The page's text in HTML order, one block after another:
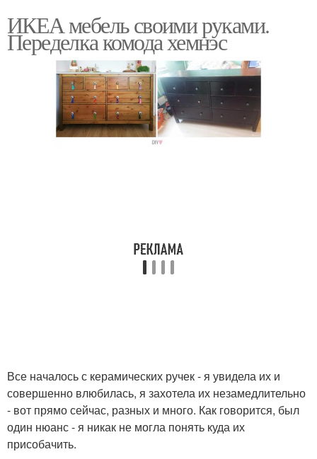
ИКЕА мебель своими руками.
Переделка комода хемнэс
Все началось с керамических ручек - я увидела их и
совершенно влюбилась, я захотела их незамедлительно
- вот прямо сейчас, разных и много. Как говорится, был
один нюанс - я никак не могла понять куда их
присобачить.